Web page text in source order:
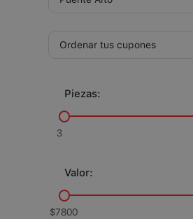
Piezas:
3
Valor:
$7800